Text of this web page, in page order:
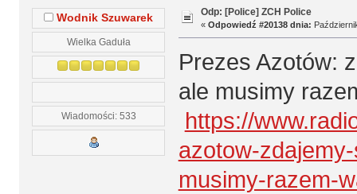
Wodnik Szuwarek
Wielka Gaduła
Wiadomości: 533
Odp: [Police] ZCH Police
« Odpowiedź #20138 dnia:
Prezes Azotów:
ale musimy
https://
azotow-
musimy-razem-